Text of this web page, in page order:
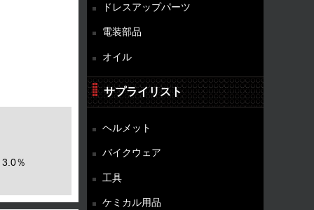
％
ドレスアップパーツ
電装部品
オイル
サプライリスト
ヘルメット
バイクウェア
工具
ケミカル用品